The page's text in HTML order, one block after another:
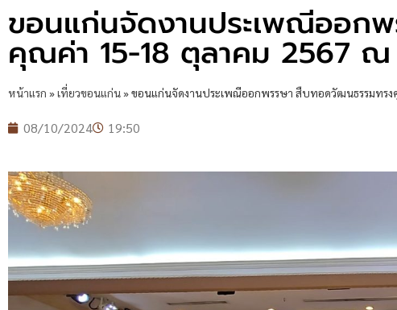
ขอนแก่นจัดงานประเพณีออก
คุณค่า 15-18 ตุลาคม 2567
หน้าแรก »เที่ยวขอนแก่น»ขอนแก่นจัดงานประเพณีออกพรรษา สืบทอดวัฒนธรรมทรง
08/10/2024 19:50